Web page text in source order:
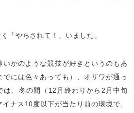
「やらされて！」いました。
いかのような競技が好きというのもあ
でには色々あっても）、オザワが通っ
は、冬の間（12月終わりから2月中旬
ナス10度以下が当たり前の環境で、